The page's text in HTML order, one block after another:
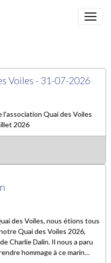
Voiles - 31-07-2026
Quai des Voiles
2026
des Voiles, nous étions tous
Quai des Voiles 2026,
Charlie Dalin. Il nous a paru
hommage à ce marin